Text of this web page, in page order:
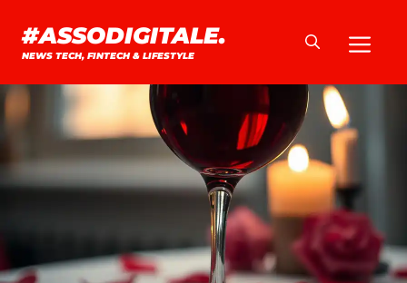
contenuto
#ASSODIGITALE.
NEWS TECH, FINTECH & LIFESTYLE